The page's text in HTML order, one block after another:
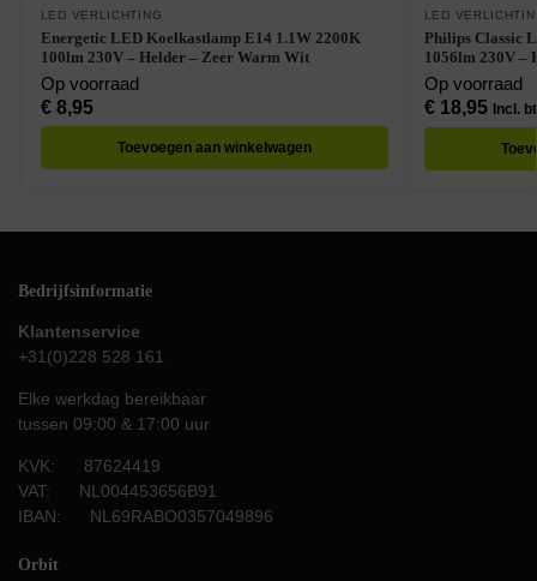
LED VERLICHTING
Energetic LED Koelkastlamp E14 1.1W 2200K
100lm 230V – Helder – Zeer Warm Wit
Op voorraad
€8,95
Toevoegen aan winkelwagen
LED
Philips Classic
1056lm 230V –
Op voorraad
€18,95 Incl.
Bedrijfsinformatie
Klantenservice
+31(0)228 528 161
Elke werkdag bereikbaar
tussen 09:00 & 17:00 uur
KVK: 87624419
VAT: NL004453656B91
IBAN: NL69RABO0357049896
Orbit